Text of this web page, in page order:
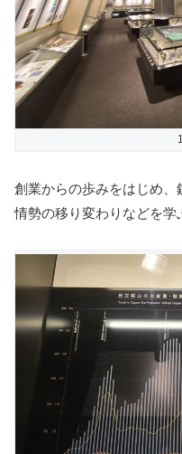
創業からの歩みをはじめ
情勢の移り変わりなどを学